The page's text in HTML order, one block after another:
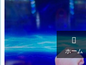

ホーム